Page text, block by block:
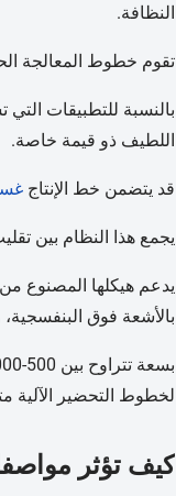
النظافة.
تقوم خطوط المعالجة
بالنسبة للتطبيقات
اللطيف ذو قيمة خاصة.
قد يتضمن خط الإنتاج
يجمع هذا النظام بين
بالأشعة فوق
لخطوط التحضير الآلية
كيف تؤثر